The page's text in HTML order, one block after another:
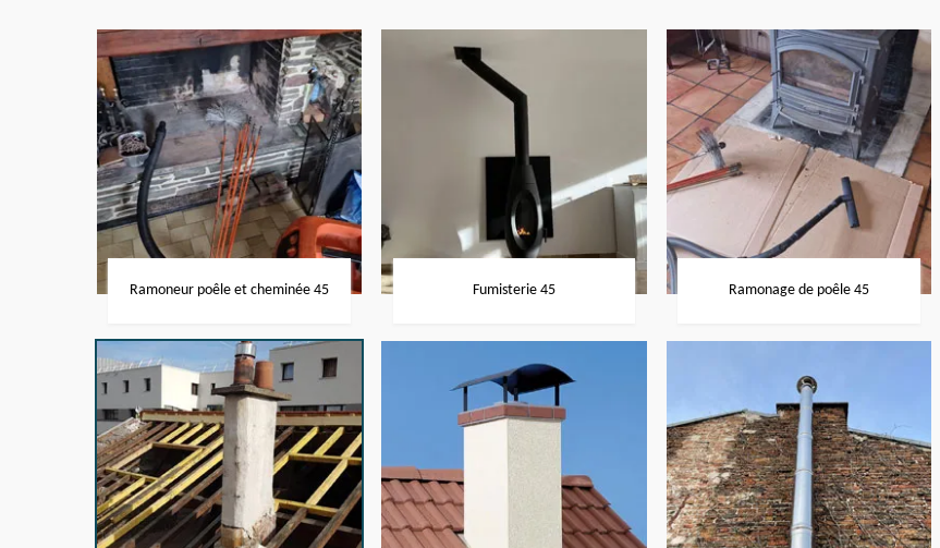
Ramoneur poêle et cheminée 45 Fumisterie 45 Ramonage de poêle 45